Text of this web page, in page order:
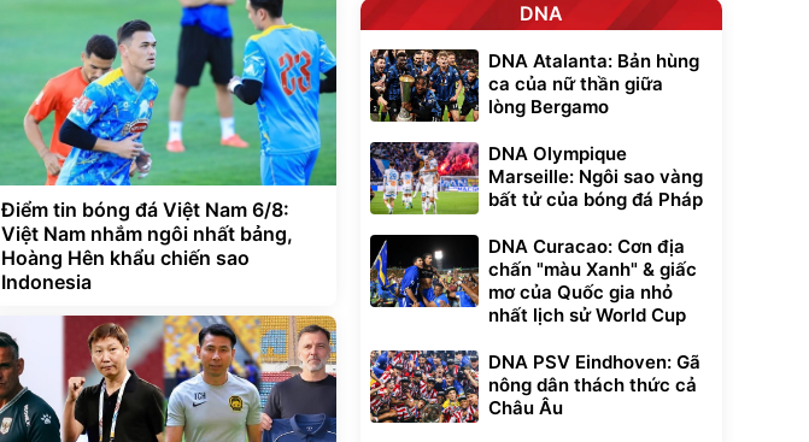
Điểm tin bóng đá Việt Nam 6/8:
Việt Nam nhắm ngôi nhất bảng,
Hoàng Hên khẩu chiến sao
Indonesia
DNA
DNA Atalanta: Bản hùng
ca của nữ thần giữa
lòng Bergamo
DNA Olympique
Marseille: Ngôi sao vàng
bất tử của bóng đá Pháp
DNA Curacao: Cơn địa
chấn "màu Xanh" & giấc
mơ của Quốc gia nhỏ
nhất lịch sử World Cup
DNA PSV Eindhoven: Gã
nông dân thách thức cả
Châu Âu